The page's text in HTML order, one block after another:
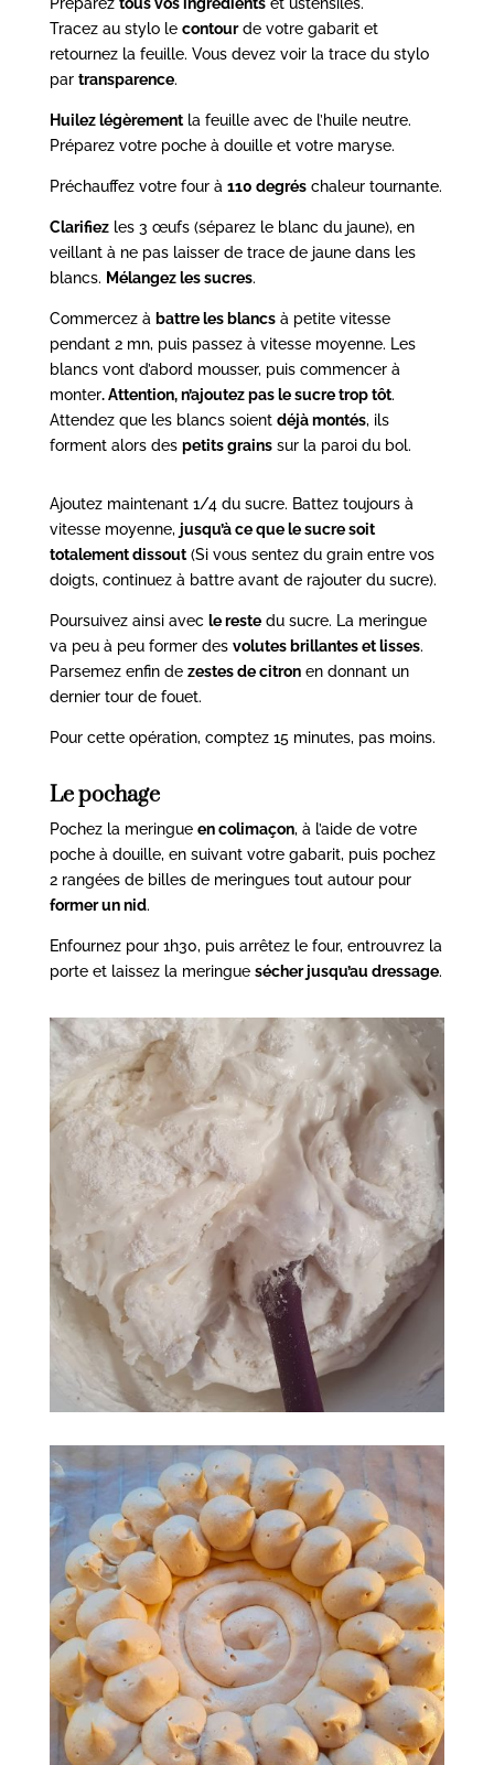
Tracez au stylo le contourde votre gabarit et
retournez la feuille. Vous devez voir la trace du stylo
par transparence.
Huilez légèrementla feuille avec de l’huile neutre.
Préparez votre poche à douille et votre maryse.
Préchauffez votre four à 110 degréschaleur tournante.
Clarifiezles 3 œufs (séparez le blanc du jaune), en
veillant à ne pas laisser de trace de jaune dans les
blancs. Mélangez les sucres.
Commercez à battre les blancsà petite vitesse
pendant 2 mn, puis passez à vitesse moyenne. Les
blancs vont d’abord mousser, puis commencer à
monter. Attention, n’ajoutez pas le sucre trop tôt.
Attendez que les blancs soient déjà montés, ils
forment alors des petits grainssur la paroi du bol.
Ajoutez maintenant 1/4 du sucre. Battez toujours à
vitesse moyenne, jusqu’à ce que le sucre soit
totalement dissout(Si vous sentez du grain entre vos
doigts, continuez à battre avant de rajouter du sucre).
Poursuivez ainsi avec le restedu sucre. La meringue
va peu à peu former des volutes brillantes et lisses.
Parsemez enfin de zestes de citronen donnant un
dernier tour de fouet.
Pour cette opération, comptez 15 minutes, pas moins.
Le pochage
Pochez la meringue en colimaçon, à l’aide de votre
poche à douille, en suivant votre gabarit, puis pochez
2 rangées de billes de meringues tout autour pour
former un nid.
Enfournez pour 1h30, puis arrêtez le four, entrouvrez la
porte et laissez la meringue sécher jusqu’au dressage.